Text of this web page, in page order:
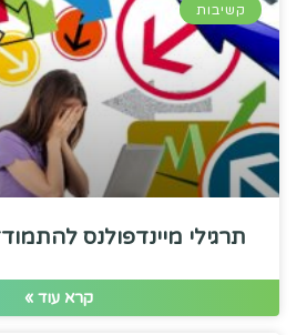
קשיבות
תרגילי מיינדפולנס
קרא עוד »